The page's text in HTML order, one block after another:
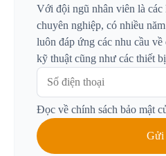
Với đội ngũ nhân viên là
chuyên nghiệp, có nhiều
luôn đáp ứng các nhu cầu
kỹ thuật cũng như các thiết bị
Đọc về chính sách bảo mật